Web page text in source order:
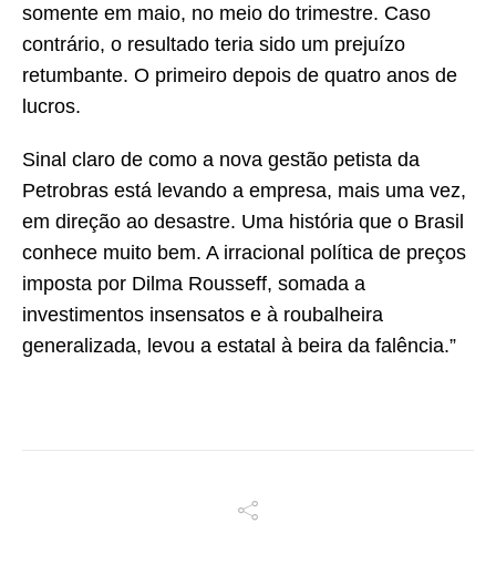
somente em maio, no meio do trimestre. Caso
contrário, o resultado teria sido um prejuízo
retumbante. O primeiro depois de quatro anos de
lucros.
Sinal claro de como a nova gestão petista da
Petrobras está levando a empresa, mais uma vez,
em direção ao desastre. Uma história que o Brasil
conhece muito bem. A irracional política de preços
imposta por Dilma Rousseff, somada a
investimentos insensatos e à roubalheira
generalizada, levou a estatal à beira da falência.”